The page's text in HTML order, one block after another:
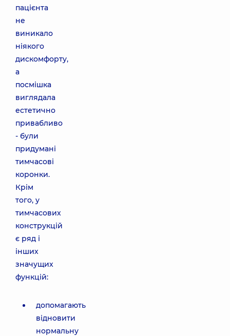
пацієнта
не
виникало
ніякого
дискомфорту,
а
посмішка
виглядала
естетично
привабливо
- були
придумані
тимчасові
коронки.
Крім
того, у
тимчасових
конструкцій
є ряд і
інших
значущих
функцій:
допомагають
відновити
нормальну